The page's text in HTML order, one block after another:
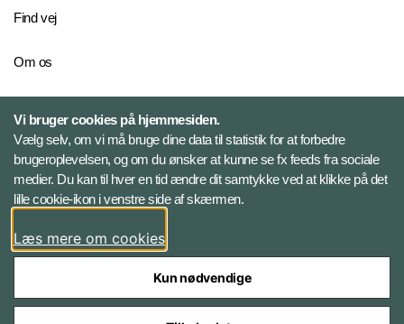
Find vej
Om os
Følg Veterancentret
Facebook
Vi bruger cookies på hjemmesiden.
Vælg selv, om vi må bruge dine data til statistik for at forbedre
brugeroplevelsen, og om du ønsker at kunne se fx feeds fra sociale
medier. Du kan til hver en tid ændre dit samtykke ved at klikke på det
lille cookie-ikon i venstre side af skærmen.
Læs mere om cookies
Kun nødvendige